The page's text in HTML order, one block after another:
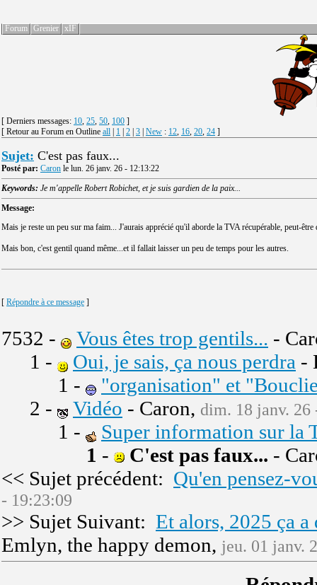
Forum Grenier xIF
[ Derniers messages: 10, 25, 50, 100 ]
[ Retour au Forum en Outline all 1 2 3 New : 12, 16, 20, 24 ]
Sujet: C'est pas faux...
Posté par: Caron le lun. 26 janv. 26 - 12:13:22
Keywords: Je m'appelle Robert Robichet, et je suis gardien de la paix...
Message:
Mais je reste un peu sur ma faim... J'aurais apprécié qu'il aborde la TVA récupérable, peut-
Mais bon, c'est gentil quand même...et il fallait laisser un peu de temps pour les autres.
[ Répondre à ce message ]
7532 - Vous êtes trop gentils... -
1 -
Oui, je sais, ça nous perdra -
1 -
"organisation" et
2 -
Vidéo - Caron, dim. 18 janv. 26
1 -
Super information sur la
1 - C'est pas faux... -
<< Sujet précédent: Qu'en pensez-
- 19:23:09
>> Sujet Suivant: Et alors, 2025 ça
Emlyn, the happy demon, jeu. 01 janv.